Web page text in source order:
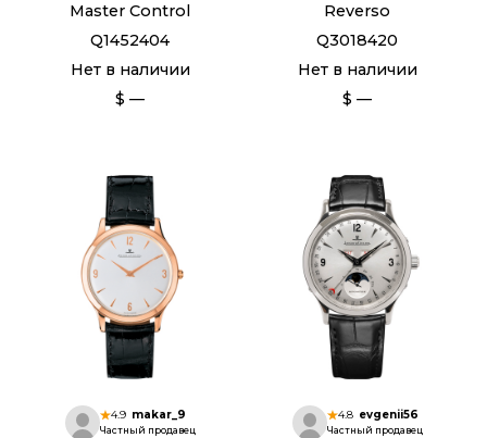
Master Control
Q1452404
Нет в наличии
$ —
Reverso
Q3018420
Нет в наличии
$ —
4.9 makar_9
Частный продавец
4.8 evgenii56
Частный продавец